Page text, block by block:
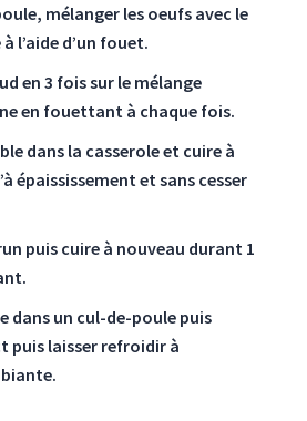
mélanger les oeufs avec le
l’aide d’un fouet.
en 3 fois sur le mélange
en fouettant à chaque fois.
dans la casserole et cuire à
épaississement et sans cesser
puis cuire à nouveau durant 1
dans un cul-de-poule puis
puis laisser refroidir à